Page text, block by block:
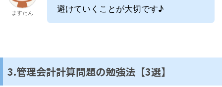
ますたん
避けていくことが大切です♪
3.管理会計計算問題の勉強法【3選】